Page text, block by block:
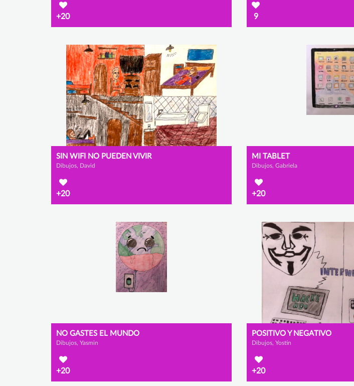
+20 9
SIN WIFI NO PUEDEN VIVIR
Dibujos, David
+20
MI TABLET
Dibujos, Gabriela
+20
NO GASTES EL MUNDO
Dibujos, Yasmin
+20
POSITIVO Y NEGATIVO
Dibujos, Yostin
+20